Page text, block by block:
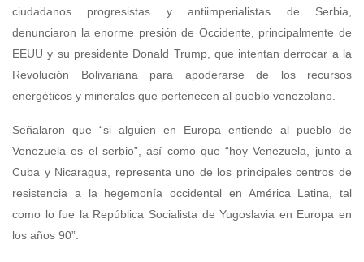
ciudadanos progresistas y antiimperialistas de Serbia,
denunciaron la enorme presión de Occidente, principalmente de
EEUU y su presidente Donald Trump, que intentan derrocar a la
Revolución Bolivariana para apoderarse de los recursos
energéticos y minerales que pertenecen al pueblo venezolano.
Señalaron que “si alguien en Europa entiende al pueblo de
Venezuela es el serbio”, así como que “hoy Venezuela, junto a
Cuba y Nicaragua, representa uno de los principales centros de
resistencia a la hegemonía occidental en América Latina, tal
como lo fue la República Socialista de Yugoslavia en Europa en
los años 90”.